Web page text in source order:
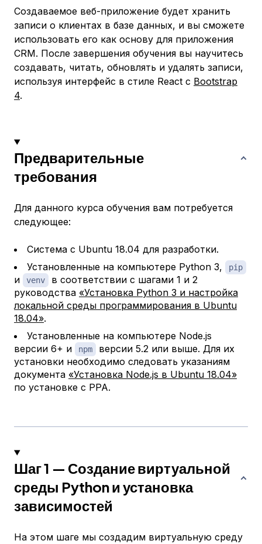
Создаваемое веб-приложение будет хранить
записи о клиентах в базе данных, и вы сможете
использовать его как основу для приложения
CRM. После завершения обучения вы научитесь
создавать, читать, обновлять и удалять записи,
используя интерфейс в стиле React с Bootstrap
4.
Предварительные
требования
Для данного курса обучения вам потребуется
следующее:
Система с Ubuntu 18.04 для разработки.
Установленные на компьютере Python 3,
pip
и venv
в соответствии с шагами 1 и 2
руководства «Установка Python 3 и настройка
локальной среды программирования в Ubuntu
18.04».
Установленные на компьютере Node.js
версии 6+ и
npm
версии 5.2 или выше. Для их
установки необходимо следовать указаниям
документа «Установка Node.js в Ubuntu 18.04»
по установке с PPA.
Шаг 1 — Создание виртуальной
среды Python и установка
зависимостей
На этом шаге мы создадим виртуальную среду